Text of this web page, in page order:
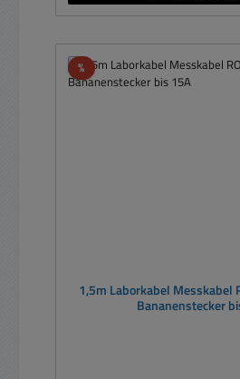
%Rabatt
1,5m Laborkabel Messkabel
Bananenstecker